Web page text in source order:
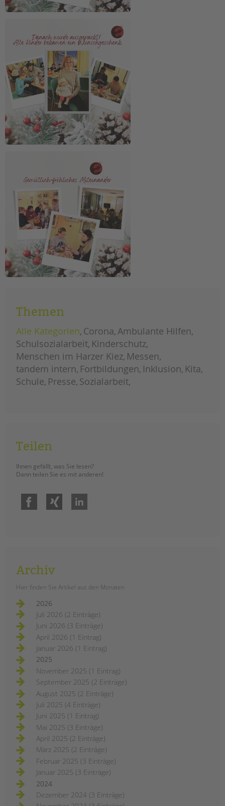
Themen
Alle Kategorien Corona Ambulante Hilfen
Schulsozialarbeit Kinderschutz
Menschen im Harzer Kiez Messen
tandem intern Fortbildungen Inklusion Kita
Schule Presse Sozialarbeit
Teilen
Ihnen gefällt, was Sie lesen?
Dann teilen Sie es mit anderen!
Facebook
Archiv
Hier finden Sie Artikel aus den Monaten
2026
Juli 2026 (2 Einträge)
Juni 2026 (3 Einträge)
April 2026 (1 Eintrag)
Januar 2026 (1 Eintrag)
2025
November 2025 (1 Eintrag)
September 2025 (2 Einträge)
August 2025 (2 Einträge)
Juli 2025 (4 Einträge)
Juni 2025 (1 Eintrag)
Mai 2025 (3 Einträge)
April 2025 (2 Einträge)
März 2025 (2 Einträge)
Februar 2025 (3 Einträge)
Januar 2025 (3 Einträge)
2024
Dezember 2024 (3 Einträge)